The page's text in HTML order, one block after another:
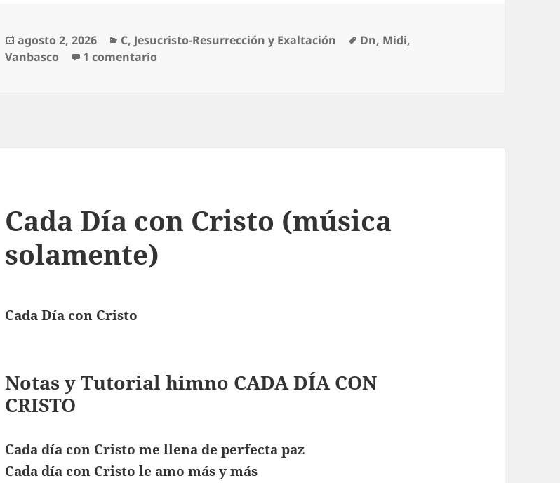
Publicado
el
agosto 2, 2026 Categorías
C, Jesucristo-Resurrección y Exaltación Etiquetas
Dn, Midi,
Vanbasco
1 comentario
Cada Día con Cristo (música
solamente)
Cada Día con Cristo
Notas y Tutorial himno CADA DÍA CON
CRISTO
Cada día con Cristo me llena de perfecta paz
Cada día con Cristo le amo más y más